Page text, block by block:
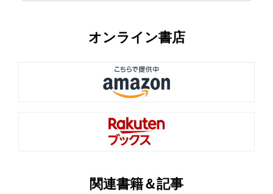
オンライン書店
関連書籍＆記事